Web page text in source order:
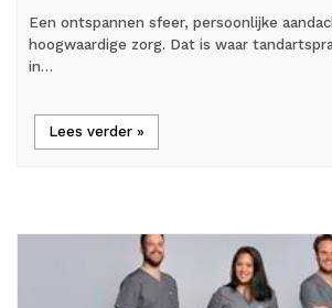
Een ontspannen sfeer, persoonlijke
hoogwaardige zorg. Dat is waar
in…
Lees verder »